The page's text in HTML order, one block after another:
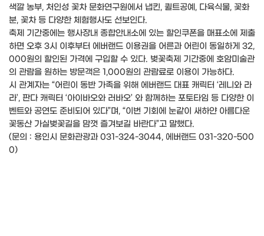
색깔 농부, 처인성 꽃차 문화연구원에서 냅킨, 퀼트공예, 다육식물, 꽃화
분, 꽃차 등 다양한 체험행사도 선보인다.
축제 기간중에는 행사장내 종합안내소에 있는 할인쿠폰을 매표소에 제출
하면 오후 3시 이후부터 에버랜드 이용권을 어른과 어린이 동일하게 32,
000원의 할인된 가격에 구입할 수 있다. 벚꽃축제 기간중에 호암미술관
의 관람을 원하는 방문객은 1,000원의 관람료로 이용이 가능하다.
시 관계자는 “어린이 동반 가족을 위해 에버랜드 대표 캐릭터 ‘레니와 라
라’, 판다 캐릭터 ‘아이바오와 러바오’ 와 함께하는 포토타임 등 다양한 이
벤트와 공연도 준비되어 있다”며, “이번 기회에 눈같이 새하얀 아름다운
꽃동산 가실벚꽃길을 맘껏 즐겨보길 바란다”고 말했다.
(문의 : 용인시 문화관광과 031-324-3044, 에버랜드 031-320-500
0)